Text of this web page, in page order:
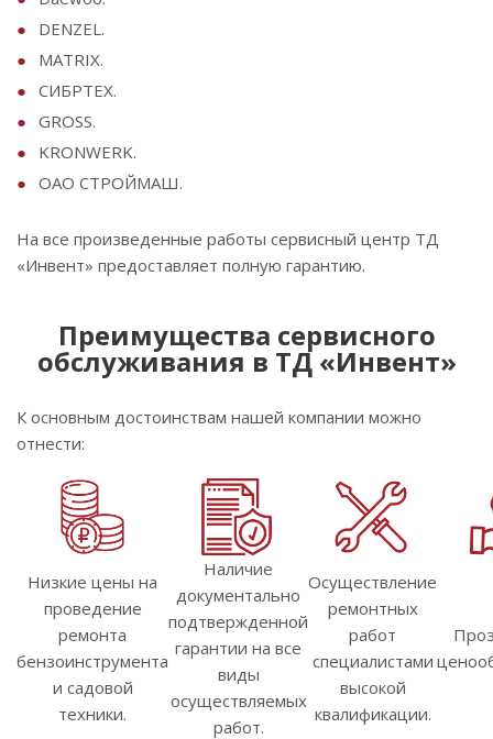
DENZEL.
MATRIX.
СИБРТЕХ.
GROSS.
KRONWERK.
ОАО СТРОЙМАШ.
На все произведенные работы сервисный центр ТД
«Инвент» предоставляет полную гарантию.
Преимущества сервисного
обслуживания в ТД «Инвент»
К основным достоинствам нашей компании можно
отнести:
Низкие цены на
проведение
ремонта
бензоинструмента
и садовой
техники.
Наличие
документально
подтвержденной
гарантии на все
виды
осуществляемых
работ.
Осуществление
ремонтных
работ
специалистами
высокой
квалификации.